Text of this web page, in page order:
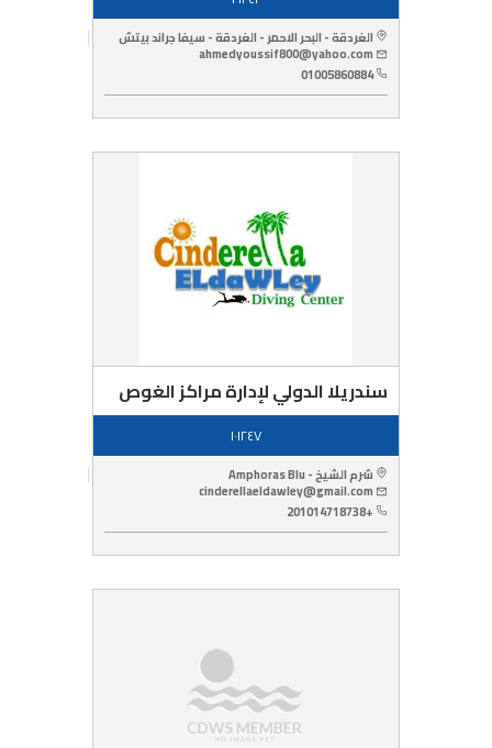
الغردقة - البحر الاحمر - الغردقة - سيفا جراند بيتش
ahmedyoussif800@yahoo.com
01005860884
سندريلا الدولي لإدارة مراكز الغوص
١٠١٢٤٧
شرم الشيخ - Amphoras Blu
cinderellaeldawley@gmail.com
+201014718738